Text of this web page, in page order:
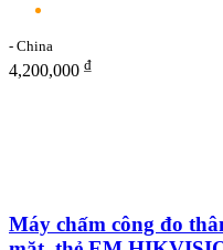
- China
4,200,000 ₫
Máy chấm công đo